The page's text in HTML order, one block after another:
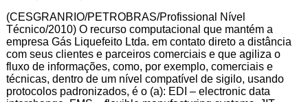
(CESGRANRIO/PETROBRAS/Profissional Nível
Técnico/2010) O recurso computacional que mantém a
empresa Gás Liquefeito Ltda. em contato direto a distância
com seus clientes e parceiros comerciais e que agiliza o
fluxo de informações, como, por exemplo, comerciais e
técnicas, dentro de um nível compatível de sigilo, usando
protocolos padronizados, é o (a): EDI – electronic data